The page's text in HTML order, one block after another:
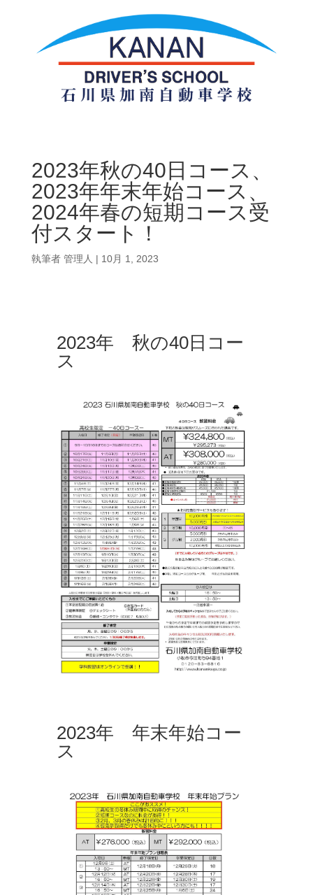
2023年秋の40日コース、
2023年年末年始コース、
2024年春の短期コース受
付スタート！
執筆者 管理人 | 10月 1, 2023
2023年 秋の40日コー
ス
2023年 年末年始コー
ス